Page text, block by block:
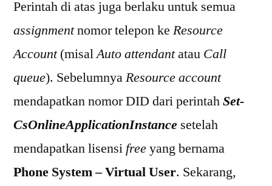
Perintah di atas juga berlaku untuk semua
assignmentnomor telepon ke Resource
Account(misalAuto attendantatau Call
queue). SebelumnyaResource account
mendapatkan nomor DID dari perintahSet-
CsOnlineApplicationInstance setelah
mendapatkan lisensi freeyang bernama
Phone System – Virtual User. Sekarang,